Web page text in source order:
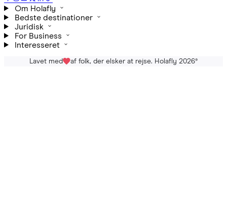
Om Holafly
Bedste destinationer
Juridisk
For Business
Interesseret
Lavet med af folk, der elsker at rejse. Holafly 2026®